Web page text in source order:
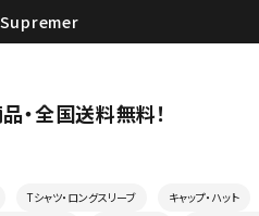
Supremer
・全国送料無料！
Tシャツ・ロングスリーブ
キャップ・ハット